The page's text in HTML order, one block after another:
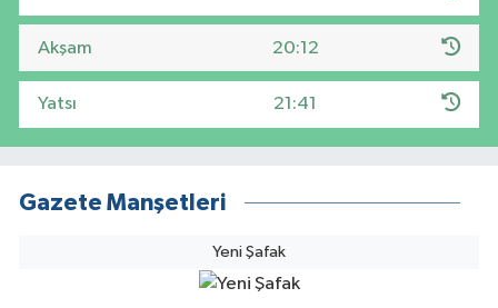
Akşam 20:12
Yatsı 21:41
Gazete Manşetleri
Yeni Şafak